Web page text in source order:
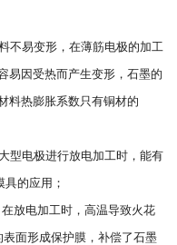
易变形，在薄筋电极的加工
易因受热而产生变形，石墨的
料热膨胀系数只有铜材的
电极进行放电加工时，能有
的应用；
放电加工时，高温导致火花
面形成保护膜，补偿了石墨